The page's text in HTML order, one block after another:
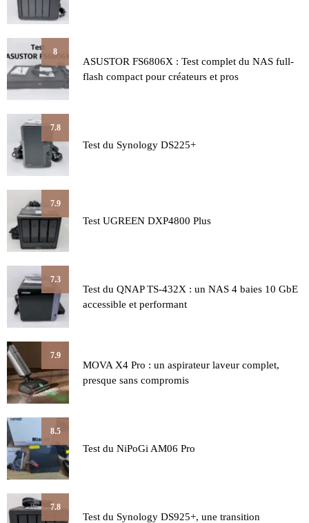
8
ASUSTOR FS6806X : Test complet du NAS full-
flash compact pour créateurs et pros
7.8
Test du Synology DS225+
7.9
Test UGREEN DXP4800 Plus
7.3
Test du QNAP TS-432X : un NAS 4 baies 10 GbE
accessible et performant
7.9
MOVA X4 Pro : un aspirateur laveur complet,
presque sans compromis
8.5
Test du NiPoGi AM06 Pro
7.8
Test du Synology DS925+, une transition